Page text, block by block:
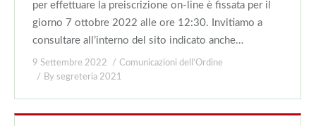
per effettuare la preiscrizione on-line è fissata per il
giorno 7 ottobre 2022 alle ore 12:30. Invitiamo a
consultare all’interno del sito indicato anche…
9 Settembre 2022
Comunicazioni dell'Ordine
By segreteria 2021